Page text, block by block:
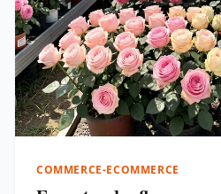
COMMERCE-ECOMMERCE